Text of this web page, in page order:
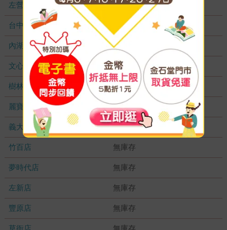
左營店 無庫存
台中秀泰店 無庫存
內湖大潤發 無庫存
文心店 無庫存
樹林店 無庫存
麗寶店 無庫存
義大店 無庫存
竹百店 無庫存
夢時代店 無庫存
左新店 無庫存
豐原店 無庫存